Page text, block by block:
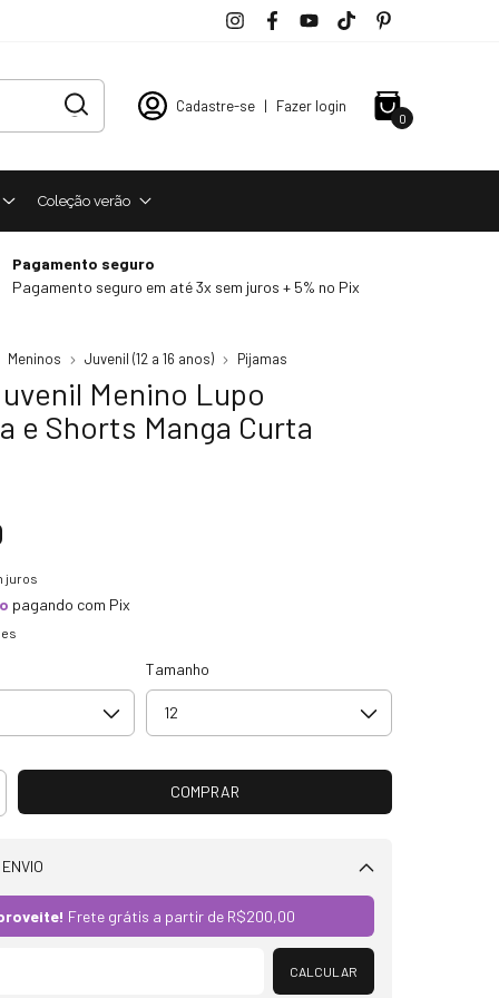
Cadastre-se | Fazer login
0
Coleção verão
Pagamento seguro
Pagamento seguro em até 3x sem juros + 5% no Pix
Meninos Juvenil (12 a 16 anos) Pijamas
Menino Lupo
e Shorts Manga Curta
juros
pagando com Pix
Tamanho
Frete grátis a partir de R$200,00
CALCULAR